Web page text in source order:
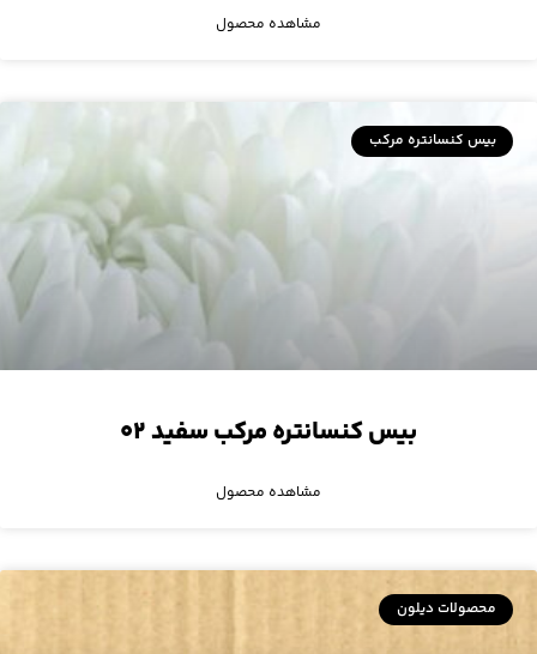
مشاهده محصول
بیس کنسانتره مرکب
بیس کنسانتره مرکب سفید ۰۲
مشاهده محصول
محصولات دیلون